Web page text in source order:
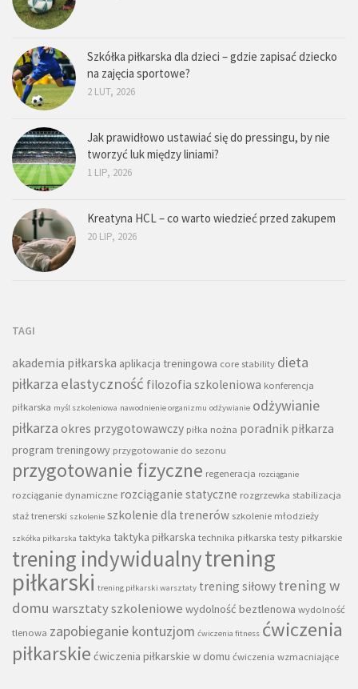
Szkółka piłkarska dla dzieci – gdzie zapisać dziecko
na zajęcia sportowe?
2 LUT, 2026
Jak prawidłowo ustawiać się do pressingu, by nie
tworzyć luk między liniami?
1 LIP, 2026
Kreatyna HCL – co warto wiedzieć przed zakupem
20 LIP, 2026
TAGI
akademia piłkarska aplikacja treningowa core stability dieta
piłkarza elastyczność filozofia szkoleniowa konferencja
piłkarska myśl szkoleniowa nawodnienie organizmu odżywianie odżywianie
piłkarza okres przygotowawczy piłka nożna poradnik piłkarza
program treningowy przygotowanie do sezonu
przygotowanie fizyczne regeneracja rozciąganie
rozciąganie dynamiczne rozciąganie statyczne rozgrzewka stabilizacja
staż trenerski szkolenie szkolenie dla trenerów szkolenie młodzieży
szkółka piłkarska taktyka taktyka piłkarska technika piłkarska testy piłkarskie
trening indywidualnytrening
piłkarski trening piłkarski warsztaty trening siłowy trening w
domu warsztaty szkoleniowe wydolność beztlenowa wydolność
tlenowa zapobieganie kontuzjom ćwiczenia fitness ćwiczenia
piłkarskie ćwiczenia piłkarskie w domu ćwiczenia wzmacniające